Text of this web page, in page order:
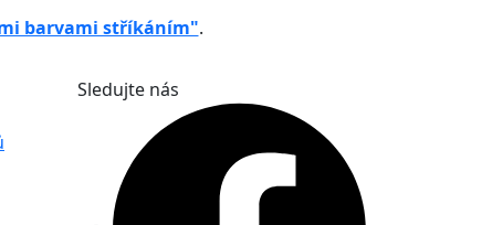
barvami stříkáním".
Sledujte nás